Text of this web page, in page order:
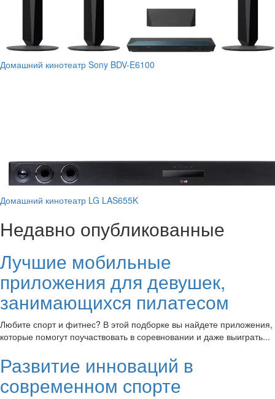
Домашний кинотеатр Sony BDV-E6100
Домашний кинотеатр LG LAS655K
Недавно опубликованные
Лучшие мобильные
приложения для девушек,
занимающихся пилатесом
Любите спорт и фитнес? В этой подборке вы найдете приложения,
которые помогут поучаствовать в соревновании и даже выиграть...
Развитие инноваций в
современном спорте